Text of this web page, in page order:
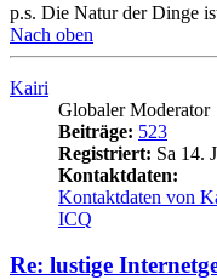
p.s. Die Natur der Dinge
Nach oben
Kairi
Globaler Moderator
Beiträge: 523
Registriert: Sa 14.
Kontaktdaten:
Kontaktdaten von
ICQ
Re: lustige